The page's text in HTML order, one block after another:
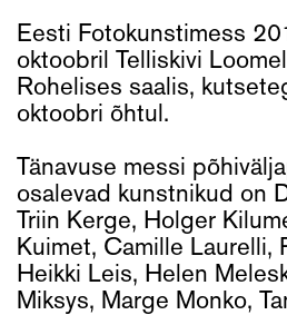
Eesti Fotokunstimess
oktoobril Telliskivi
Rohelises saalis,
oktoobri õhtul.
Tänavuse messi
osalevad kunstnikud on
Triin Kerge, Holger
Kuimet, Camille Laurelli,
Heikki Leis, Helen
Miksys, Marge Monko,